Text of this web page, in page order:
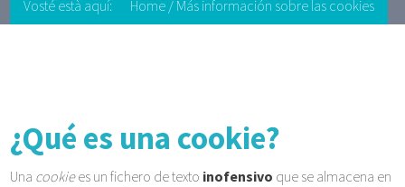
Vosté està aquí: Home / Más información sobre las cookies
¿Qué es una cookie?
Una cookiees un fichero de texto inofensivo que se almacena en